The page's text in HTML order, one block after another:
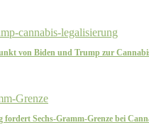
von Biden und Trump zur
Sechs-Gramm-Grenze bei